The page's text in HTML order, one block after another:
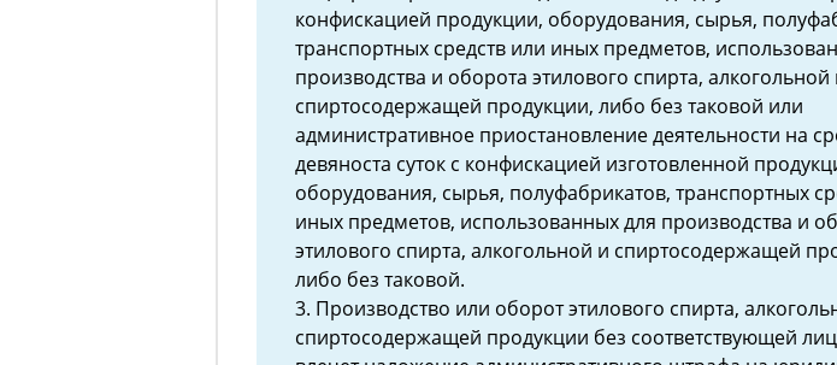
конфискацией продукции, оборудования, сырья,
транспортных средств или иных предметов,
производства и оборота этилового спирта, алкогольной
спиртосодержащей продукции, либо без таковой или
административное приостановление деятельности на
девяноста суток с конфискацией изготовленной
оборудования, сырья, полуфабрикатов, транспортных
иных предметов, использованных для производства и
этилового спирта, алкогольной и спиртосодержащей
либо без таковой.
3. Производство или оборот этилового спирта,
спиртосодержащей продукции без соответствующей